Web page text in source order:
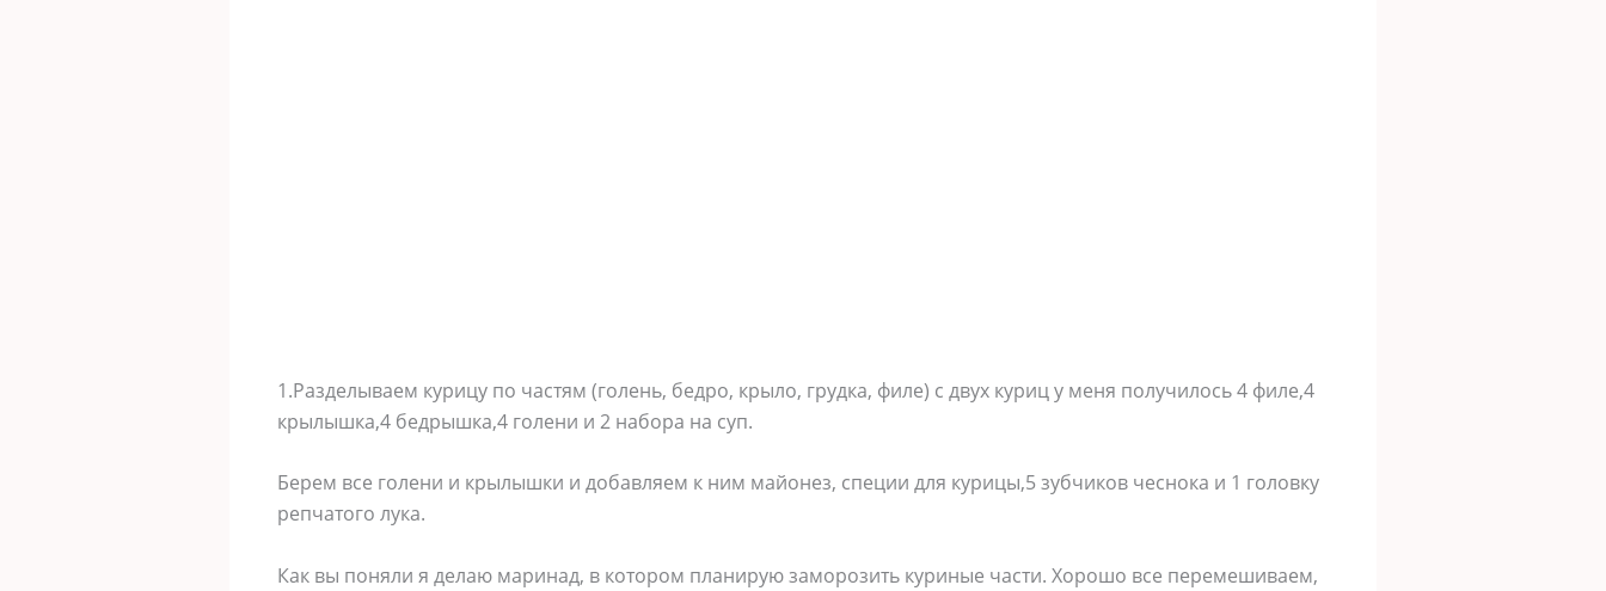
1.Разделываем курицу по частям (голень, бедро, крыло, грудка, филе) с двух куриц у меня получилось 4 филе,4
крылышка,4 бедрышка,4 голени и 2 набора на суп.
Берем все голени и крылышки и добавляем к ним майонез, специи для курицы,5 зубчиков чеснока и 1 головку
репчатого лука.
Как вы поняли я делаю маринад, в котором планирую заморозить куриные части. Хорошо все перемешиваем,